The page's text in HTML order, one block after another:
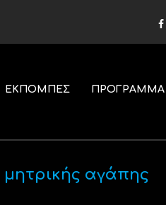
ΕΚΠΟΜΠΕΣ ΠΡΟΓΡΑΜΜΑ
μητρικής αγάπης